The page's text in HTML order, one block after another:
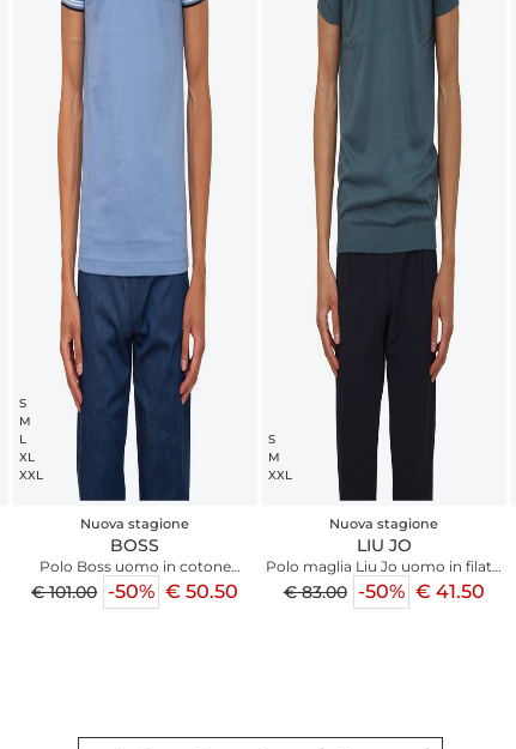
S
M
L
XL
XXL
Nuova stagione
BOSS
Polo Boss uomo in cotone
azzurro inserti a contrasto
€ 101.00 -50% € 50.50
S
M
XXL
Nuova stagione
LIU JO
Polo maglia Liu Jo uomo in filato
cotone e seta petrolio
€ 83.00 -50% € 41.50